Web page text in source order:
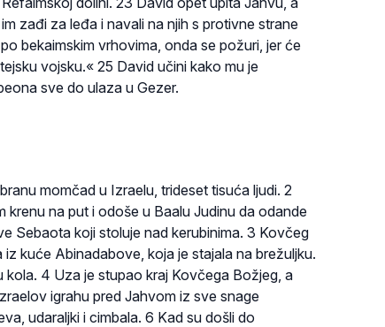
zađi za leđa i navali na njih s protivne strane
bekaimskim vrhovima, onda se požuri, jer će
vojsku.« 25 David učini kako mu je
sve do ulaza u Gezer.
momčad u Izraelu, trideset tisuća ljudi. 2
krenu na put i odoše u Baalu Judinu da odande
Sebaota koji stoluje nad kerubinima. 3 Kovčeg
kuće Abinadabove, koja je stajala na brežuljku.
4 Uza je stupao kraj Kovčega Božjeg, a
igrahu pred Jahvom iz sve snage
udaraljki i cimbala. 6 Kad su došli do